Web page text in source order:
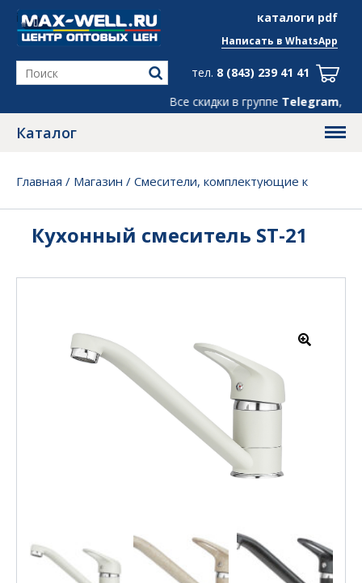
каталоги pdf
info@max-well.ru
Все скидки в группеTelegram, ← жми!
Написать в WhatsApp
тел. 8 (843) 239 41 41
Каталог
Главная / Магазин / Смесители, комплектующие к
Кухонный смеситель ST-21